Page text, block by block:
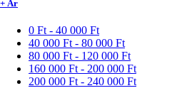
+ Ár
0 Ft - 40 000 Ft
40 000 Ft - 80 000 Ft
80 000 Ft - 120 000 Ft
160 000 Ft - 200 000 Ft
200 000 Ft - 240 000 Ft